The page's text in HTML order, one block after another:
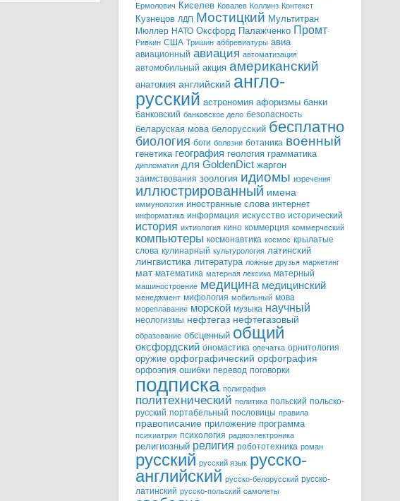
Ермолович Киселев Ковалев Коллинз Контекст
Кузнецов ЛДП Мостицкий Мультитран
Мюллер НАТО Оксфорд Палажченко Промт
Ривкин США Тришин аббревиатуры авиа
авиационный авиация автоматизация
автомобильный акция американский
анатомия английский англо-
русский астрономия афоризмы банки
банковский банковское дело безопасность
беларуская мова белорусский бесплатно
биология боги болезни ботаника военный
генетика география геология грамматика
дипломатия для GoldenDict жаргон
заимствования зоология идиомы изречения
иллюстрированный имена
иммунология иностранные слова интернет
информатика информация искусство исторический
история ихтиология кино коммерция коммерческий
компьютеры космонавтика космос крылатые
слова кулинарный культурология латинский
лингвистика литература ложные друзья маркетинг
мат математика матерная лексика матерный
машиностроение медицина медицинский
менеджмент мифология мобильный мова
мореплавание морской музыка научный
неологизмы нефтегаз нефтегазовый
образование обсценный общий
оксфордский ономастика опечатка орнитология
оружие орфографический орфография
орфоэпия ошибки перевод поговорки
подписка полиграфия
политехнический политика польский польско-
русский портабельный пословицы правила
правописание приложение программа
психиатрия психология радиоэлектроника
религиозный религия робототехника роман
русский русский язык русско-
английский русско-белорусский русско-
латинский русско-польский самолеты